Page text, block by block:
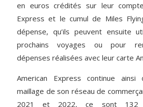
en euros crédités sur leur
Express et le cumul de Miles
dépense, qu’ils peuvent ensuite
prochains voyages ou pour
dépenses réalisées avec leur carte
American Express continue
maillage de son réseau de
2021 et 2022, ce sont 132